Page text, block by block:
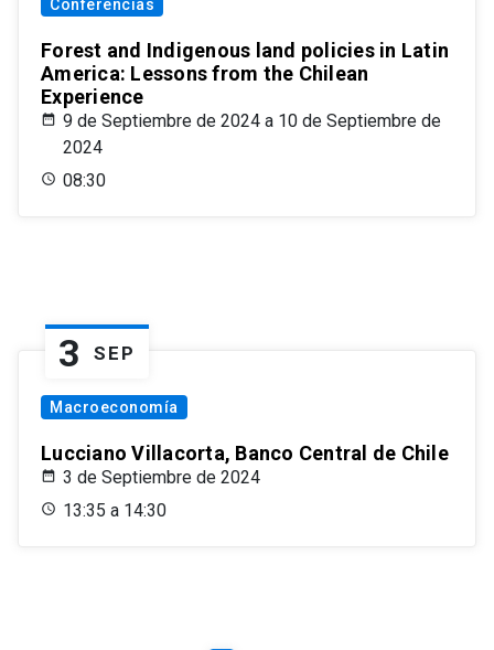
Conferencias
Forest and Indigenous land policies in Latin
America: Lessons from the Chilean
Experience
9 de Septiembre de 2024 a 10 de Septiembre de
2024
08:30
3 SEP
Macroeconomía
Lucciano Villacorta, Banco Central de Chile
3 de Septiembre de 2024
13:35 a 14:30